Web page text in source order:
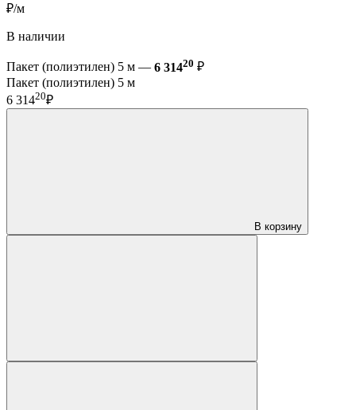
₽/м
В наличии
Пакет (полиэтилен) 5 м — 6 31420 ₽
Пакет (полиэтилен) 5 м
6 31420₽
В корзину